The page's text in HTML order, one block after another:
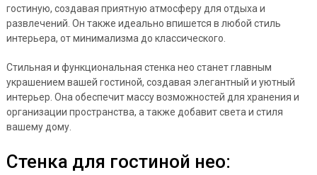
гостиную, создавая приятную атмосферу для отдыха и
развлечений. Он также идеально впишется в любой стиль
интерьера, от минимализма до классического.
Стильная и функциональная стенка нео станет главным
украшением вашей гостиной, создавая элегантный и уютный
интерьер. Она обеспечит массу возможностей для хранения и
организации пространства, а также добавит света и стиля
вашему дому.
Стенка для гостиной нео: